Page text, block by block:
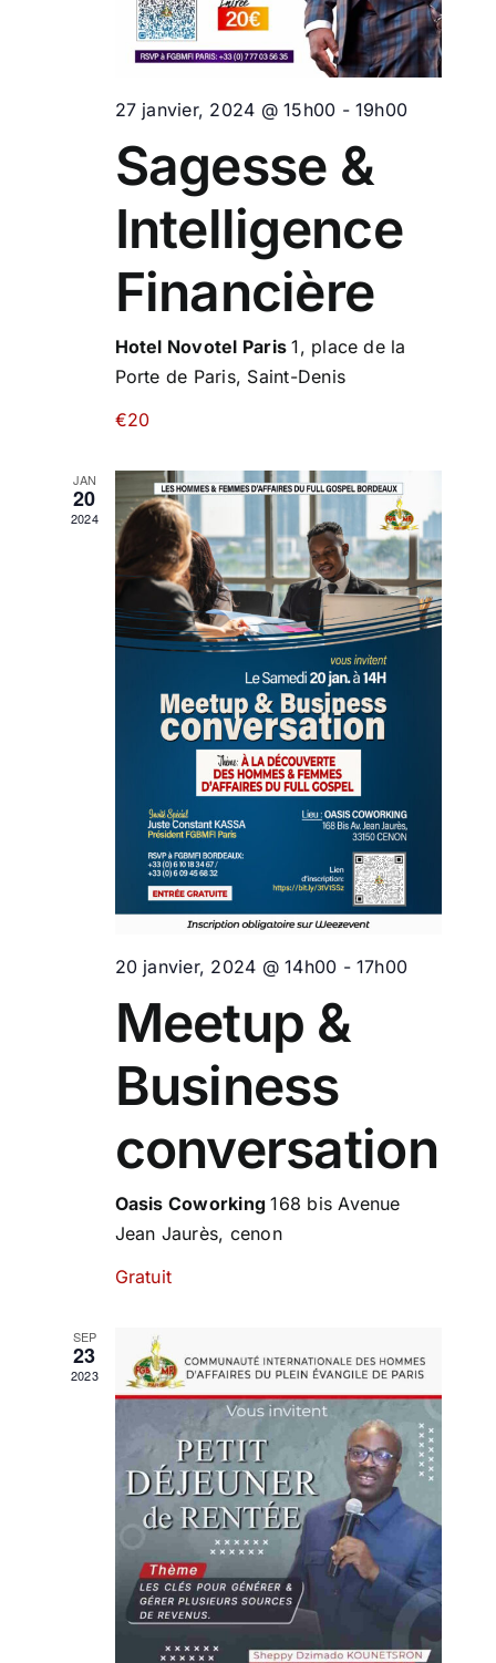
27 janvier, 2024 @ 15h00 - 19h00
Sagesse &
Intelligence
Financière
Hotel Novotel Paris1, place de la
Porte de Paris, Saint-Denis
€20
JAN
20
2024
20 janvier, 2024 @ 14h00 - 17h00
Meetup &
Business
conversation
Oasis Coworking168 bis Avenue
Jean Jaurès, cenon
Gratuit
SEP
23
2023